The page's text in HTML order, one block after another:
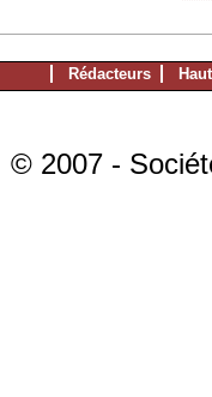
Rédacteurs
© 2007 -